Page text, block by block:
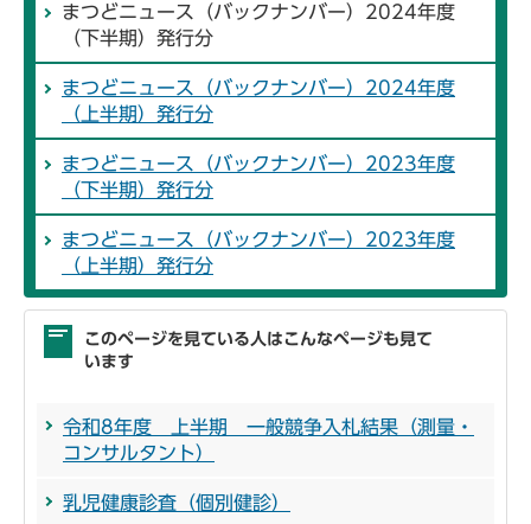
まつどニュース（バックナンバー）2024年度
（下半期）発行分
まつどニュース（バックナンバー）2024年度
（上半期）発行分
まつどニュース（バックナンバー）2023年度
（下半期）発行分
まつどニュース（バックナンバー）2023年度
（上半期）発行分
このページを見ている人はこんなページも見て
います
令和8年度 上半期 一般競争入札結果（測量・
コンサルタント）
乳児健康診査（個別健診）